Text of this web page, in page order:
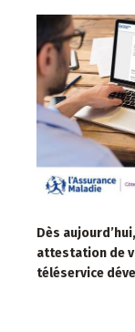
Dès
attestation de
téléservice